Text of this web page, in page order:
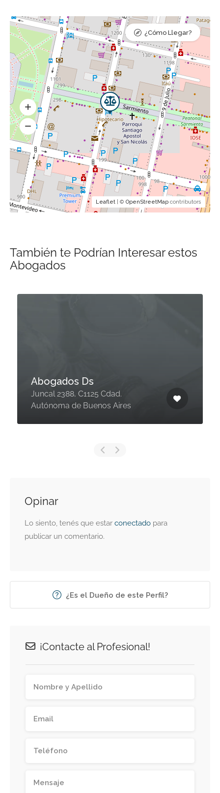
Leaflet | © OpenStreetMap contributors
¿Cómo Llegar?
También te Podrían Interesar estos
Abogados
Abogados Ds
Juncal 2388, C1125 Cdad.
Autónoma de Buenos Aires
Opinar
Lo siento, tenés que estar conectado para
publicar un comentario.
¿Es el Dueño de este Perfil?
¡Contacte al Profesional!